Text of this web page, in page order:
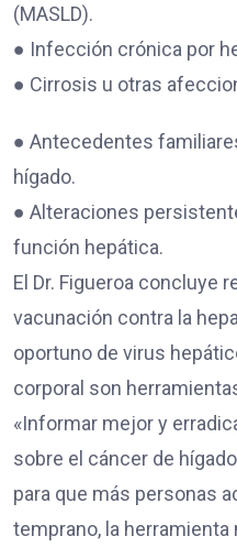
(MASLD).
● Infección crónica por
● Cirrosis u otras
● Antecedentes
hígado.
● Alteraciones
función hepática.
El Dr. Figueroa concluye
vacunación contra la
oportuno de virus
corporal son
«Informar mejor y
sobre el cáncer de
para que más personas
temprano, la